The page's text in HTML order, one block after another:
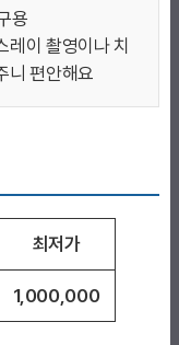
용
레이 촬영이나 치
니 편안해요
최저가
1,000,000